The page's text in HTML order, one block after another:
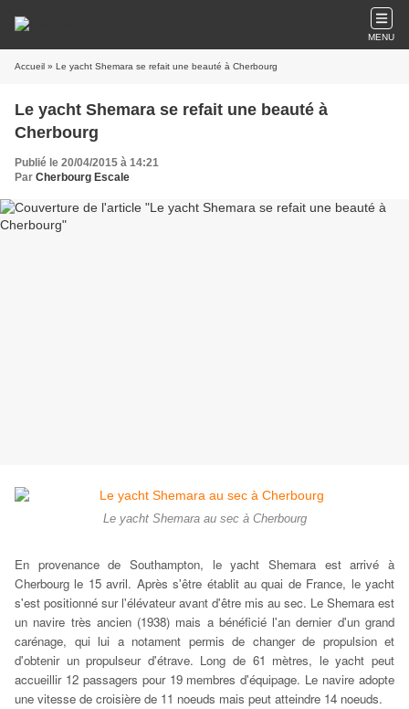
MENU
Accueil » Le yacht Shemara se refait une beauté à Cherbourg
Le yacht Shemara se refait une beauté à
Cherbourg
Publié le 20/04/2015 à 14:21
Par Cherbourg Escale
Le yacht Shemara au sec à Cherbourg
En provenance de Southampton, le yacht Shemara est arrivé à
Cherbourg le 15 avril. Après s'être établit au quai de France, le yacht
s'est positionné sur l'élévateur avant d'être mis au sec. Le Shemara est
un navire très ancien (1938) mais a bénéficié l'an dernier d'un grand
carénage, qui lui a notament permis de changer de propulsion et
d'obtenir un propulseur d'étrave. Long de 61 mètres, le yacht peut
accueillir 12 passagers pour 19 membres d'équipage. Le navire adopte
une vitesse de croisière de 11 noeuds mais peut atteindre 14 noeuds.